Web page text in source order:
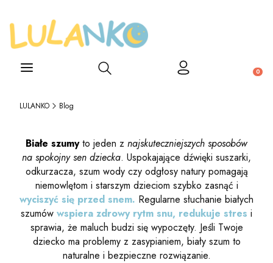
Otwórz wyszukiwarkę
LULANKO Blog
Białe szumyto jeden z najskuteczniejszych sposobów
na spokojny sen dziecka. Uspokajające dźwięki suszarki,
odkurzacza, szum wody czy odgłosy natury pomagają
niemowlętom i starszym dzieciom szybko zasnąć i
wyciszyć się przed snem. Regularne słuchanie białych
szumów wspiera zdrowy rytm snu, redukuje stres i
sprawia, że maluch budzi się wypoczęty. Jeśli Twoje
dziecko ma problemy z zasypianiem, biały szum to
naturalne i bezpieczne rozwiązanie.